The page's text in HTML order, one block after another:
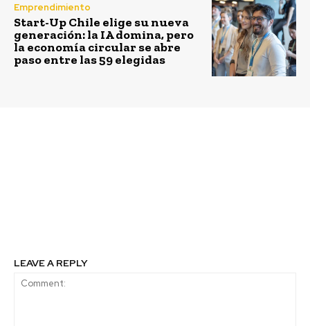
Emprendimiento
Start-Up Chile elige su nueva
generación: la IA domina, pero
la economía circular se abre
paso entre las 59 elegidas
LEAVE A REPLY